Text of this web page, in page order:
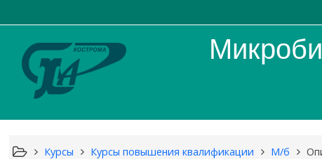
Курсы Курсы повышения квалификации М/б